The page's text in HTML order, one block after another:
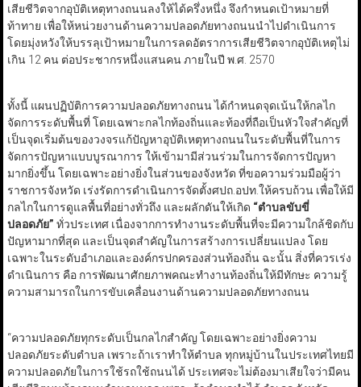
เสียชีวิตจากอุบัติเหตุทางถนนลงให้ได้ครึ่งหนึ่ง จึงกำหนดเป้าหมายที่
ท้าทาย เพื่อให้หน่วยงานด้านความปลอดภัยทางถนนนำไปดำเนินการ
โดยมุ่งหวังให้บรรลุเป้าหมายในการลดอัตราการเสียชีวิตจากอุบัติเหตุไม่
เกิน 12 คน ต่อประชากรหนึ่งแสนคน ภายในปี พ.ศ. 2570
ทั้งนี้ แผนปฏิบัติการความปลอดภัยทางถนน ได้กำหนดจุดเน้นให้กลไก
จัดการระดับพื้นที่ โดยเฉพาะกลไกท้องถิ่นและท้องที่ถือเป็นหัวใจสำคัญที่
เป็นจุดเริ่มต้นของวงจรแก้ปัญหาอุบัติเหตุทางถนนในระดับพื้นที่ในการ
จัดการปัญหาแบบบูรณาการ ให้เข้ามามีส่วนร่วมในการจัดการปัญหา
มากยิ่งขึ้น โดยเฉพาะอย่างยิ่งในส่วนของจังหวัด ที่ขอความร่วมมือผู้ว่า
ราชการจังหวัด เร่งรัดการดำเนินการจัดตั้งศปถ.อปท.ให้ครบถ้วน เพื่อให้มี
กลไกในการดูแลพื้นที่อย่างทั่วถึง และผลักดันให้เกิด “ตำบลขับขี่
ปลอดภัย” ทั่วประเทศ เนื่องจากการทำงานระดับพื้นที่จะมีความใกล้ชิดกับ
ปัญหามากที่สุด และเป็นจุดสำคัญในการสร้างการเปลี่ยนแปลง โดย
เฉพาะในระดับอำเภอและองค์กรปกครองส่วนท้องถิ่น ฉะนั้น สิ่งที่ควรเร่ง
ดำเนินการ คือ การพัฒนาศักยภาพคณะทำงานท้องถิ่นให้มีทักษะ ความรู้
ความสามารถในการขับเคลื่อนงานด้านความปลอดภัยทางถนน
“ความปลอดภัยทุกระดับเป็นกลไกสำคัญ โดยเฉพาะอย่างยิ่งความ
ปลอดภัยระดับตำบล เพราะถ้าเราทำให้ตำบล ทุกหมู่บ้านในประเทศไทยมี
ความปลอดภัยในการใช้รถใช้ถนนได้ ประเทศจะไม่ต้องมาเสียใจว่ามีคน